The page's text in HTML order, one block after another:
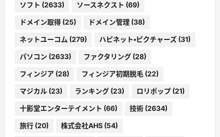
ソフト (2633) ソースネクスト (69)
ドメイン取得 (25) ドメイン管理 (38)
ネットユーコム (279) ハピネット・ピクチャーズ (31)
パソコン (2633) ファクタリング (28)
フィンジア (28) フィンジア初期脱毛 (22)
マジカル (23) ランキング (23) ロリポップ (21)
十影堂エンターテイメント (66) 技術 (2634)
旅行 (20) 株式会社AHS (54)